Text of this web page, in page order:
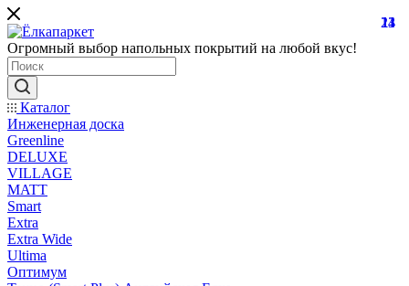
Огромный выбор напольных покрытий на любой вкус!
Каталог
Инженерная доска
Greenline
DELUXE
VILLAGE
MATT
Smart
Extra
Extra Wide
Ultima
Оптимум
13
11
24